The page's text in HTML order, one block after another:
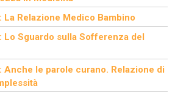
La Relazione Medico Bambino
Lo Sguardo sulla Sofferenza del
Anche le parole curano. Relazione di